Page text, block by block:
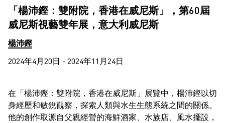
「楊沛鏗：雙附院，香港在威尼斯」，第60屆
威尼斯視藝雙年展，意大利威尼斯
楊沛鏗
2024年4月20日 - 2024年11月24日
在「楊沛鏗：雙附院，香港在威尼斯」展覽中，楊沛鏗以切
身經歷和敏銳觀察，探索人類與水生生態系統之間的關係。
他的創作取源自父親經營的海鮮酒家、水族店、風水擺設，